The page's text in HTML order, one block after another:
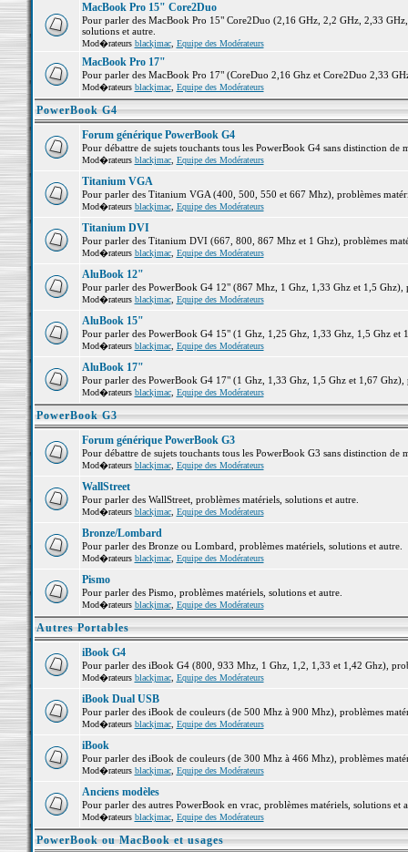
MacBook Pro 15" Core2Duo
Pour parler des MacBook Pro 15" Core2Duo (2,16 GHz, 2,2 GHz, 2,33
solutions et autre.
Mod�rateurs blackjmac, Equipe des Modérateurs
MacBook Pro 17"
Pour parler des MacBook Pro 17" (CoreDuo 2,16 Ghz et Core2Duo 2,33
Mod�rateurs blackjmac, Equipe des Modérateurs
PowerBook G4
Forum générique PowerBook G4
Pour débattre de sujets touchants tous les PowerBook G4 sans distinction de
Mod�rateurs blackjmac, Equipe des Modérateurs
Titanium VGA
Pour parler des Titanium VGA (400, 500, 550 et 667 Mhz), problèmes
Mod�rateurs blackjmac, Equipe des Modérateurs
Titanium DVI
Pour parler des Titanium DVI (667, 800, 867 Mhz et 1 Ghz), problèmes
Mod�rateurs blackjmac, Equipe des Modérateurs
AluBook 12"
Pour parler des PowerBook G4 12" (867 Mhz, 1 Ghz, 1,33 Ghz et 1,5 Ghz),
Mod�rateurs blackjmac, Equipe des Modérateurs
AluBook 15"
Pour parler des PowerBook G4 15" (1 Ghz, 1,25 Ghz, 1,33 Ghz, 1,5 Ghz et
Mod�rateurs blackjmac, Equipe des Modérateurs
AluBook 17"
Pour parler des PowerBook G4 17" (1 Ghz, 1,33 Ghz, 1,5 Ghz et 1,67 Ghz),
Mod�rateurs blackjmac, Equipe des Modérateurs
PowerBook G3
Forum générique PowerBook G3
Pour débattre de sujets touchants tous les PowerBook G3 sans distinction de
Mod�rateurs blackjmac, Equipe des Modérateurs
WallStreet
Pour parler des WallStreet, problèmes matériels, solutions et autre.
Mod�rateurs blackjmac, Equipe des Modérateurs
Bronze/Lombard
Pour parler des Bronze ou Lombard, problèmes matériels, solutions et autre.
Mod�rateurs blackjmac, Equipe des Modérateurs
Pismo
Pour parler des Pismo, problèmes matériels, solutions et autre.
Mod�rateurs blackjmac, Equipe des Modérateurs
Autres Portables
iBook G4
Pour parler des iBook G4 (800, 933 Mhz, 1 Ghz, 1,2, 1,33 et 1,42 Ghz),
Mod�rateurs blackjmac, Equipe des Modérateurs
iBook Dual USB
Pour parler des iBook de couleurs (de 500 Mhz à 900 Mhz), problèmes
Mod�rateurs blackjmac, Equipe des Modérateurs
iBook
Pour parler des iBook de couleurs (de 300 Mhz à 466 Mhz), problèmes
Mod�rateurs blackjmac, Equipe des Modérateurs
Anciens modèles
Pour parler des autres PowerBook en vrac, problèmes matériels, solutions et
Mod�rateurs blackjmac, Equipe des Modérateurs
PowerBook ou MacBook et usages